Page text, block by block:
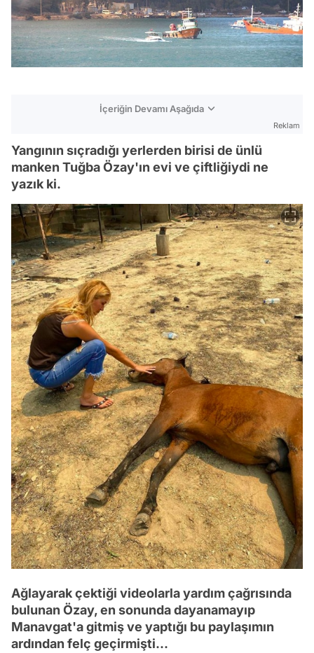
İçeriğin Devamı Aşağıda
Reklam
Yangının sıçradığı yerlerden birisi de ünlü
manken Tuğba Özay'ın evi ve çiftliğiydi ne
yazık ki.
Ağlayarak çektiği videolarla yardım çağrısında
bulunan Özay, en sonunda dayanamayıp
Manavgat'a gitmiş ve yaptığı bu paylaşımın
ardından felç geçirmişti...